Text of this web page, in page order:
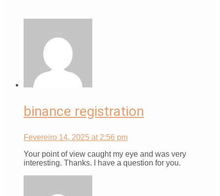
binance registration
Fevereiro 14, 2025 at 2:56 pm
Your point of view caught my eye and was very
interesting. Thanks. I have a question for you.